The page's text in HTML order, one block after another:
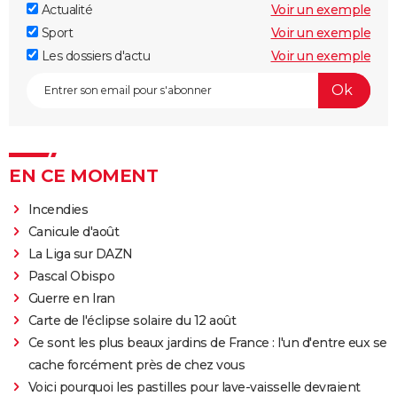
Actualité
Voir un exemple
Sport
Voir un exemple
Les dossiers d'actu
Voir un exemple
EN CE MOMENT
Incendies
Canicule d'août
La Liga sur DAZN
Pascal Obispo
Guerre en Iran
Carte de l'éclipse solaire du 12 août
Ce sont les plus beaux jardins de France : l'un d'entre eux se
cache forcément près de chez vous
Voici pourquoi les pastilles pour lave-vaisselle devraient